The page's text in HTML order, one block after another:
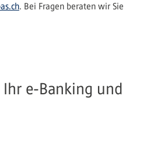
. Bei Fragen beraten wir Sie
e-Banking und